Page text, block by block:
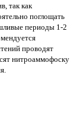
так как
поглощать
периоды 1-2
проводят
нитроаммофоску